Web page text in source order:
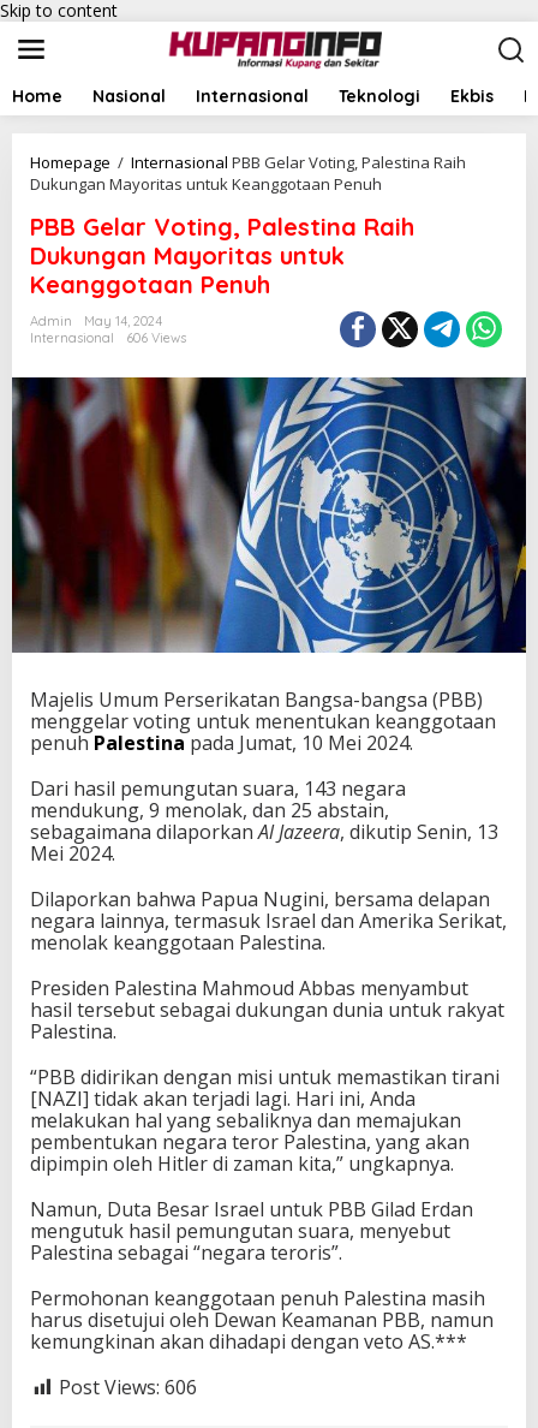
Skip to content
Home Nasional Internasional Teknologi Ekbis
Homepage / Internasional PBB Gelar Voting, Palestina Raih
Dukungan Mayoritas untuk Keanggotaan Penuh
PBB Gelar Voting, Palestina Raih
Dukungan Mayoritas untuk
Keanggotaan Penuh
Admin
May 14, 2024
Internasional
606 Views
Majelis Umum Perserikatan Bangsa-bangsa (PBB)
menggelar voting untuk menentukan keanggotaan
penuh Palestina pada Jumat, 10 Mei 2024.
Dari hasil pemungutan suara, 143 negara
mendukung, 9 menolak, dan 25 abstain,
sebagaimana dilaporkanAl Jazeera, dikutip Senin, 13
Mei 2024.
Dilaporkan bahwa Papua Nugini, bersama delapan
negara lainnya, termasuk Israel dan Amerika Serikat,
menolak keanggotaan Palestina.
Presiden Palestina Mahmoud Abbas menyambut
hasil tersebut sebagai dukungan dunia untuk rakyat
Palestina.
“PBB didirikan dengan misi untuk memastikan tirani
[NAZI] tidak akan terjadi lagi. Hari ini, Anda
melakukan hal yang sebaliknya dan memajukan
pembentukan negara teror Palestina, yang akan
dipimpin oleh Hitler di zaman kita,” ungkapnya.
Namun, Duta Besar Israel untuk PBB Gilad Erdan
mengutuk hasil pemungutan suara, menyebut
Palestina sebagai “negara teroris”.
Permohonan keanggotaan penuh Palestina masih
harus disetujui oleh Dewan Keamanan PBB, namun
kemungkinan akan dihadapi dengan veto AS.***
Post Views: 606